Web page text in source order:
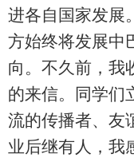
进各自国家发展
方始终将发展中
向。不久前，我
的来信。同学们
流的传播者、友
业后继有人，我